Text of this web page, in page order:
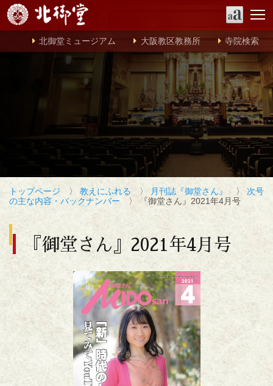
北御堂ミュージアム 大阪教区教務所 寺院検索
トップページ 〉 教えにふれる 〉 月刊誌『御堂さん』 〉 次号
の主な内容・バックナンバー 〉 『御堂さん』2021年4月号
『御堂さん』2021年4月号